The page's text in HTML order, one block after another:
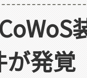
が発覚